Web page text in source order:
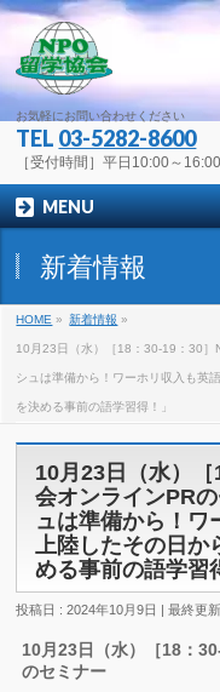
お気軽にお問い合わせください
TEL 03-5282-8600
［受付時間］平日10:00～16:00
MENU
新着情報
HOME » 新着情報 »
10月23日（水）［18：30-19：30］
シュは準備から！ワーホリ収入も英
を決める事前の語学習得！」
10月23日（水）
会オンラインPR
ュは準備から！ワ
上陸したその日か
める事前の語学習
投稿日 : 2024年10月9日 最終更
10月23日（水）［18：
のセミナー